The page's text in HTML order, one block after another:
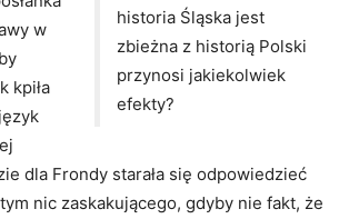
historia Śląska jest
zbieżna z historią Polski
przynosi jakiekolwiek
efekty?
w
kpiła
dla Frondy starała się odpowiedzieć
nic zaskakującego, gdyby nie fakt, że